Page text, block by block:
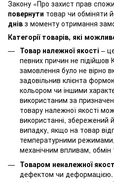
Закону «Про захист прав
повернути товар чи обміняти
днів з моменту отримання
Категорії товарів, які
Товар належної якості –
певних причин не підійшов
замовлення було не вірно
задовільнив клієнта
кольором чи іншими
використаним за
товару належної якості
використанні, збережений
випадку, якщо на товар
температурними
механічним впливам,
Товаром неналежної
дефектом чи